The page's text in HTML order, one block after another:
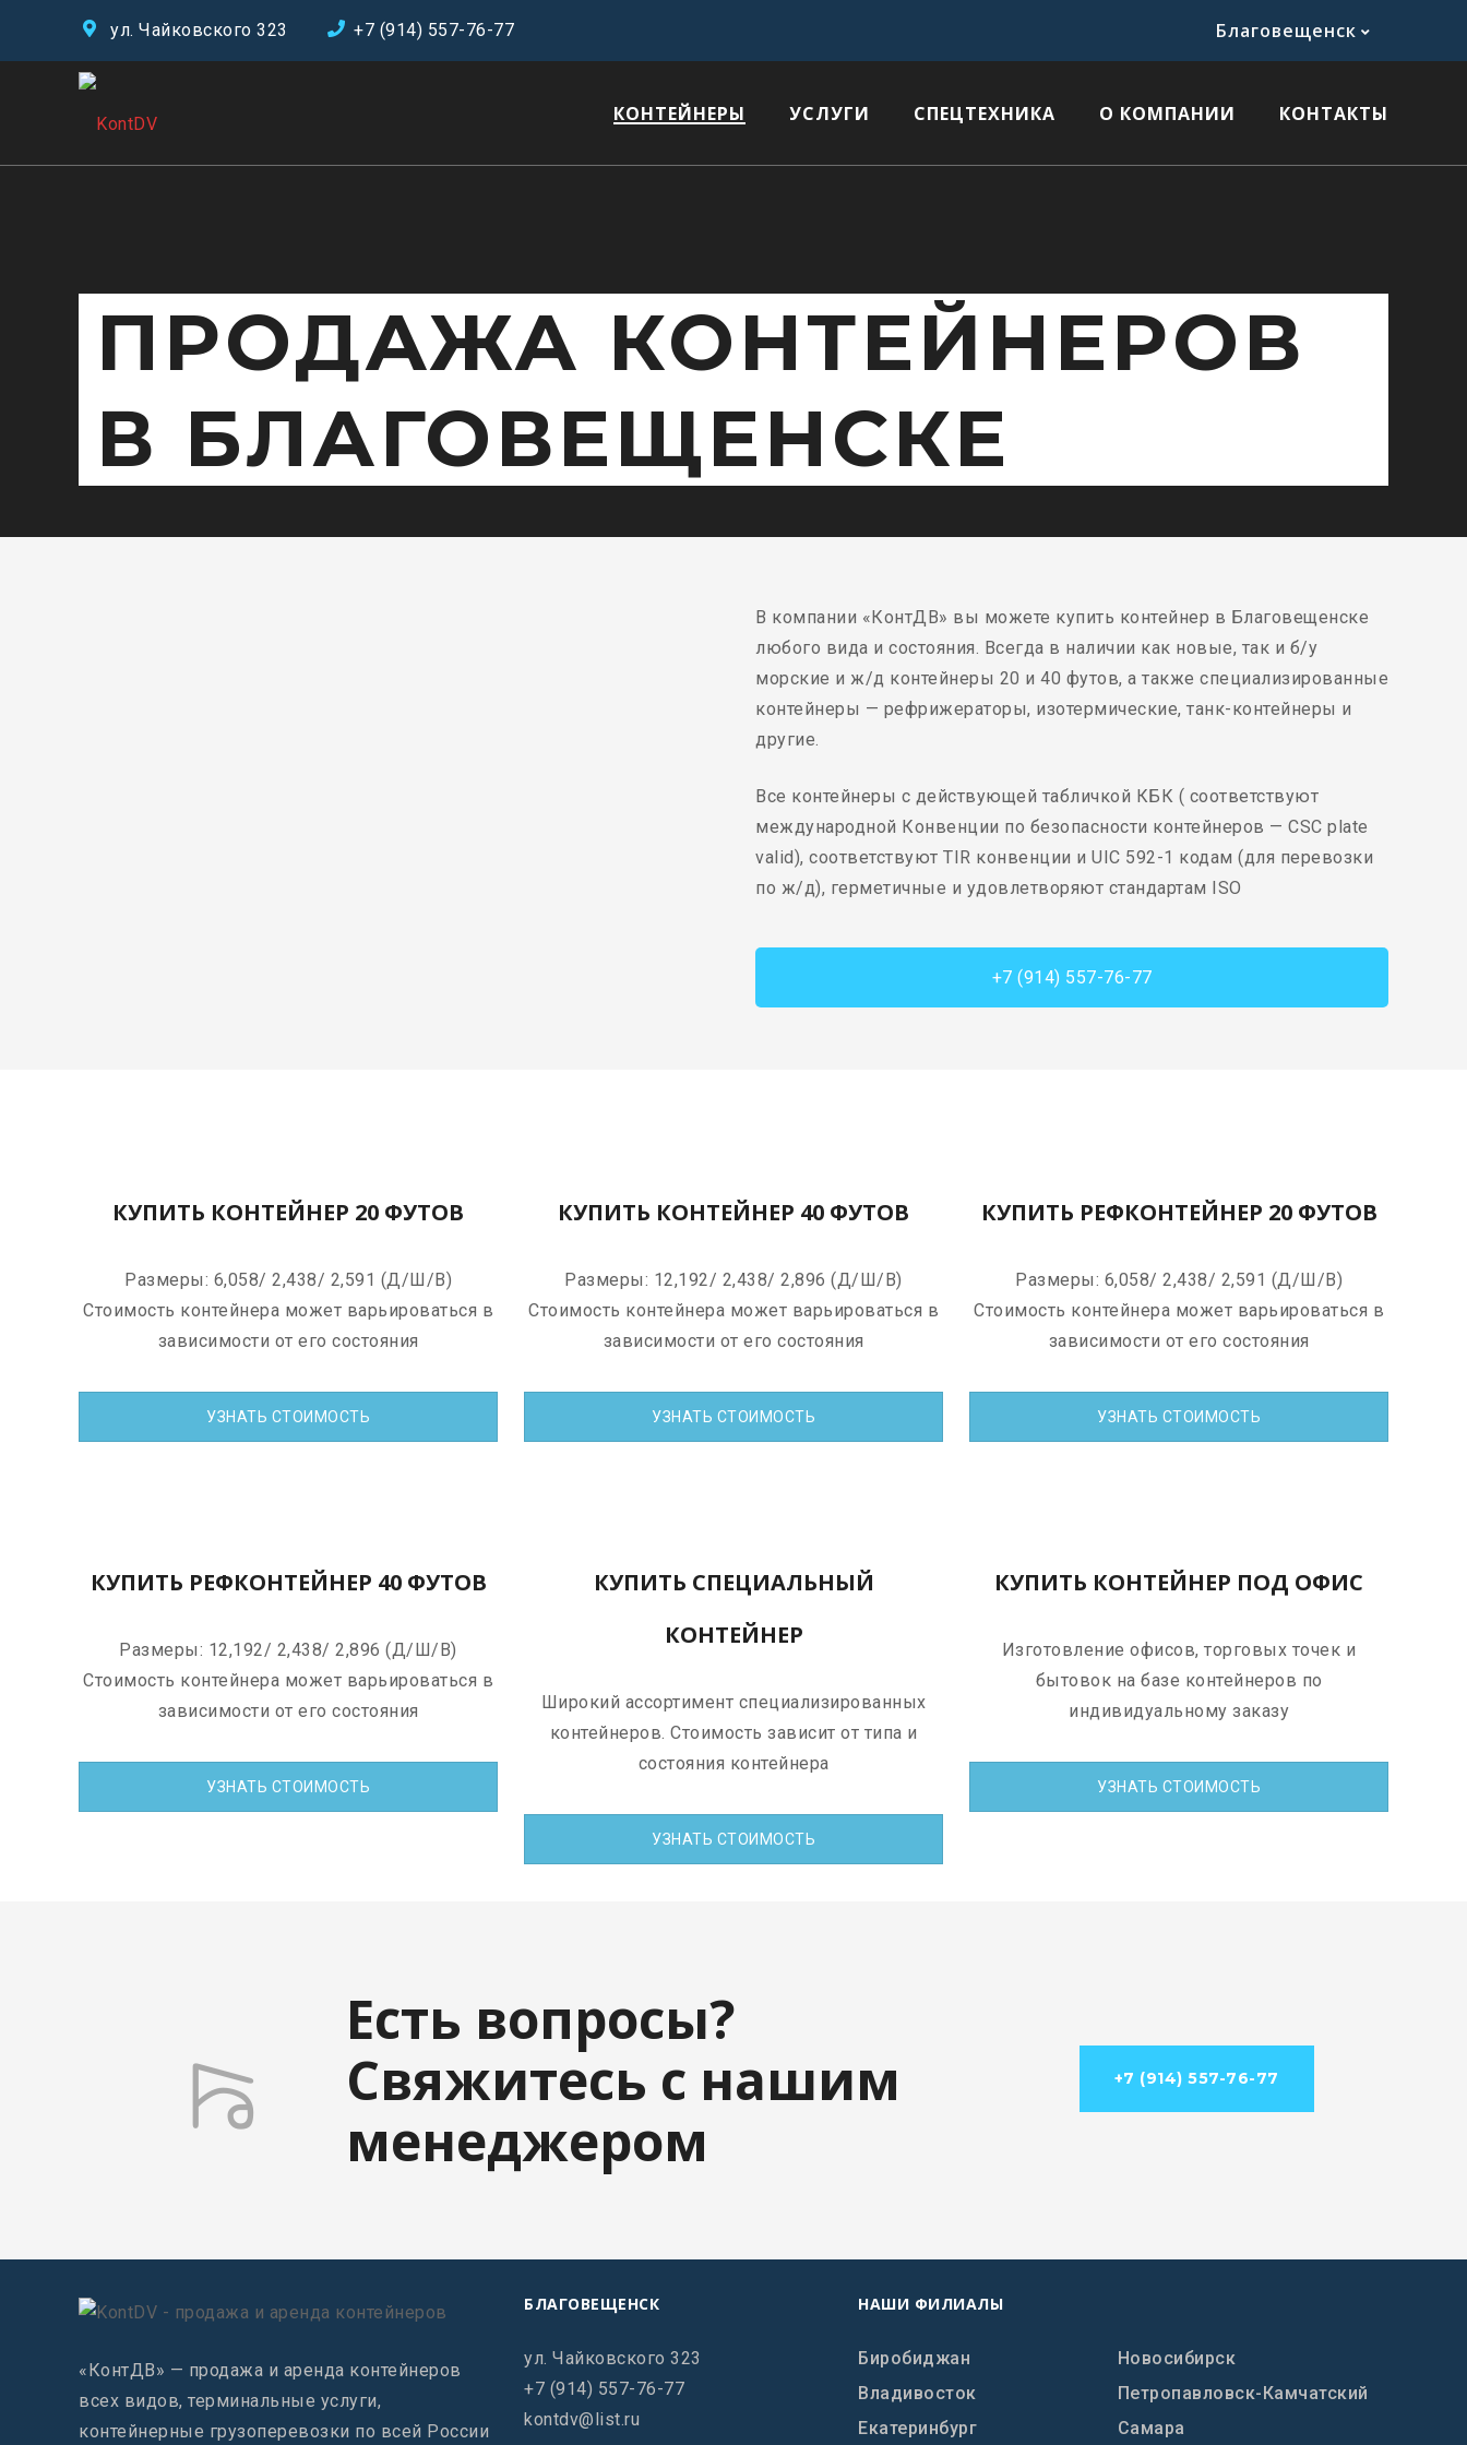
ул. Чайковского 323 +7 (914) 557-76-77 Благовещенск
КОНТЕЙНЕРЫ УСЛУГИ СПЕЦТЕХНИКА О КОМПАНИИ КОНТАКТЫ
ПРОДАЖА КОНТЕЙНЕРОВ
В БЛАГОВЕЩЕНСКЕ
В компании «КонтДВ» вы можете купить контейнер в Благовещенске
любого вида и состояния. Всегда в наличии как новые, так и б/у
морские и ж/д контейнеры 20 и 40 футов, а также специализированные
контейнеры — рефрижераторы, изотермические, танк-контейнеры и
другие.
Все контейнеры с действующей табличкой КБК ( соответствуют
международной Конвенции по безопасности контейнеров — CSC plate
valid), соответствуют TIR конвенции и UIC 592-1 кодам (для перевозки
по ж/д), герметичные и удовлетворяют стандартам ISO
+7 (914) 557-76-77
КУПИТЬ КОНТЕЙНЕР 20 ФУТОВ
Размеры: 6,058/ 2,438/ 2,591 (Д/Ш/В)
Стоимость контейнера может варьироваться в
зависимости от его состояния
УЗНАТЬ СТОИМОСТЬ
КУПИТЬ КОНТЕЙНЕР 40 ФУТОВ
Размеры: 12,192/ 2,438/ 2,896 (Д/Ш/В)
Стоимость контейнера может варьироваться в
зависимости от его состояния
УЗНАТЬ СТОИМОСТЬ
КУПИТЬ РЕФКОНТЕЙНЕР 20 ФУТОВ
Размеры: 6,058/ 2,438/ 2,591 (Д/Ш/В)
Стоимость контейнера может варьироваться в
зависимости от его состояния
УЗНАТЬ СТОИМОСТЬ
КУПИТЬ РЕФКОНТЕЙНЕР 40 ФУТОВ
Размеры: 12,192/ 2,438/ 2,896 (Д/Ш/В)
Стоимость контейнера может варьироваться в
зависимости от его состояния
УЗНАТЬ СТОИМОСТЬ
КУПИТЬ СПЕЦИАЛЬНЫЙ
КОНТЕЙНЕР
Широкий ассортимент специализированных
контейнеров. Стоимость зависит от типа и
состояния контейнера
УЗНАТЬ СТОИМОСТЬ
КУПИТЬ КОНТЕЙНЕР ПОД ОФИС
Изготовление офисов, торговых точек и
бытовок на базе контейнеров по
индивидуальному заказу
УЗНАТЬ СТОИМОСТЬ
Есть вопросы?
Свяжитесь с нашим
менеджером
+7 (914) 557-76-77
«КонтДВ» — продажа и аренда контейнеров
всех видов, терминальные услуги,
контейнерные грузоперевозки по всей России
БЛАГОВЕЩЕНСК
ул. Чайковского 323
+7 (914) 557-76-77
kontdv@list.ru
НАШИ ФИЛИАЛЫ
Биробиджан
Владивосток
Екатеринбург
Новосибирск
Петропавловск-Камчатский
Самара